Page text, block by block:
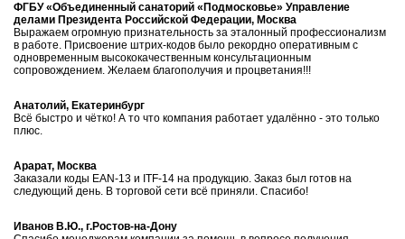
ФГБУ «Объединенный санаторий «Подмосковье» Управление
делами Президента Российской Федерации, Москва
Выражаем огромную признательность за эталонный профессионализм
в работе. Присвоение штрих-кодов было рекордно оперативным с
одновременным высококачественным консультационным
сопровождением. Желаем благополучия и процветания!!!
Анатолий, Екатеринбург
Всё быстро и чётко! А то что компания работает удалённо - это только
плюс.
Арарат, Москва
Заказали коды EAN-13 и ITF-14 на продукцию. Заказ был готов на
следующий день. В торговой сети всё приняли. Спасибо!
Иванов В.Ю., г.Ростов-на-Дону